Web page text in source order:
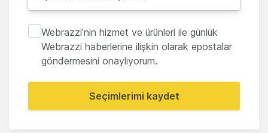
Webrazzi'nin hizmet ve ürünleri ile günlük
Webrazzi haberlerine ilişkin olarak epostalar
göndermesini onaylıyorum.
Seçimlerimi kaydet